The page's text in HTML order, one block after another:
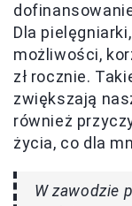
Dla
możliwości,
zł rocznie.
zwiększają
również
życia, co dla
W zawodzie